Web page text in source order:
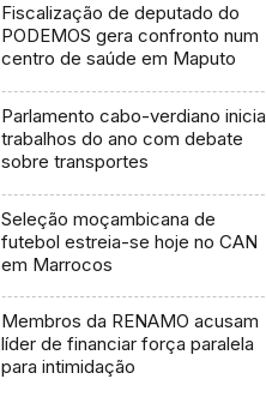
Fiscalização de deputado do
PODEMOS gera confronto num
centro de saúde em Maputo
Parlamento cabo-verdiano inicia
trabalhos do ano com debate
sobre transportes
Seleção moçambicana de
futebol estreia-se hoje no CAN
em Marrocos
Membros da RENAMO acusam
líder de financiar força paralela
para intimidação